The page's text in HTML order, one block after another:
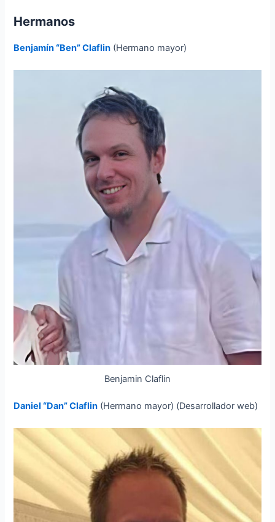
Hermanos
Benjamín “Ben” Claflin (Hermano mayor)
Benjamin Claflin
Daniel “Dan” Claflin (Hermano mayor) (Desarrollador web)